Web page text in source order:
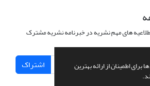
اطمینان از ارائه بهترین
های مهم نشریه در خبرنامه نشریه مشترک
اشتراک